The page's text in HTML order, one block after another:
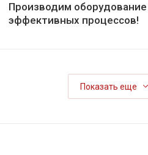
Производим
эффективных процессов!
Показать еще